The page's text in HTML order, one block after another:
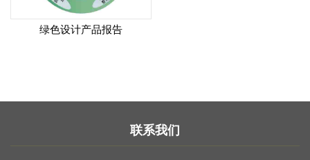
绿色设计产品报告
联系我们